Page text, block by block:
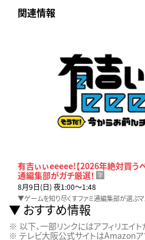
関連情報
有吉ぃぃeeeee!【2026年絶対買うべ
通編集部がガチ厳選！ 字
8月9日(日) 夜1:00〜1:48
おすすめ情報
以下、一部リンクにはアフィリエイト
テレビ大阪公式サイトはAmazonア